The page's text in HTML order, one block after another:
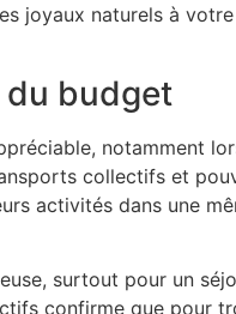
joyaux naturels à
budget
notamment
collectifs et
activités dans une
surtout pour un
confirme que pour